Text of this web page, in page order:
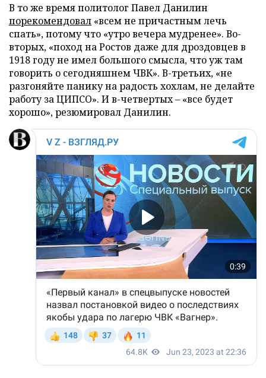
В то же время политолог Павел Данилин
порекомендовал «всем не причастным лечь
спать», потому что «утро вечера мудренее». Во-
вторых, «поход на Ростов даже для дроздовцев в
1918 году не имел большого смысла, что уж там
говорить о сегодняшнем ЧВК». В-третьих, «не
разгоняйте панику на радость хохлам, не делайте
работу за ЦИПСО». И в-четвертых – «все будет
хорошо», резюмировал Данилин.